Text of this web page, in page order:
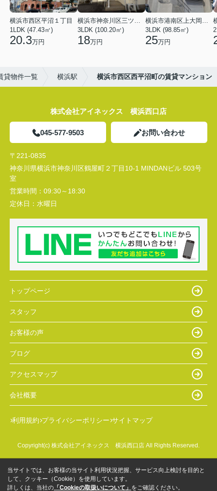
横浜市西区平沼１丁目
1LDK (47.43㎡)
20.3万円
横浜市神奈川区三ツ沢上町
3LDK (100.20㎡)
18万円
横浜市港南区上大岡東２丁目
3LDK (98.85㎡)
25万円
貸物件一覧 横浜駅 横浜市西区西平沼町の賃貸マンション
株式会社アイネックス 横浜西口店
045-577-9503 お問い合わせ
〒221-0835
神奈川県横浜市神奈川区鶴屋町２丁目10-1 MINDANビル 503号
室
営業時間： 09:30～18:30
定休日： 水曜日
トップページ
スタッフ
お客様の声
ブログ
アクセスマップ
会社概要
利用規約 プライバシーポリシー サイトマップ
Copyright(c) 株式会社アイネックス 横浜西口店 All Rights Reserved.
当サイトでは、お客様の当サイト利用状況把握、サービス向上検討を目的と
して、クッキー（Cookie）を使用しています。
詳しくは、当社の 「Cookieの取扱いについて」 をご確認ください。